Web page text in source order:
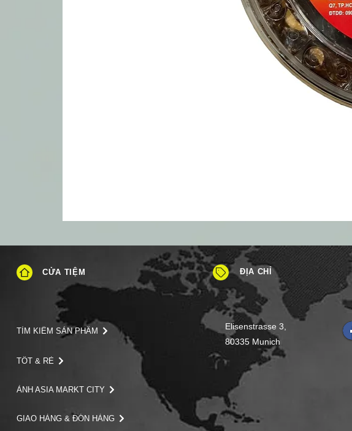
CỬA TIỆM
TÌM KIẾM SẢN PHẨM
TỐT & RẺ
ẢNH ASIA MARKT CITY
GIAO HÀNG & ĐÓN HÀNG
ĐỊA CHỈ
Elisenstrasse 3,
80335 Munich